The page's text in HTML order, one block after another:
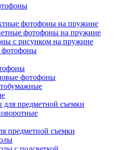
фотофоны на пружине
фотофоны на пружине
с рисунком на пружине
фотофоны
фотофоны
предметной съемки
предметной съемки